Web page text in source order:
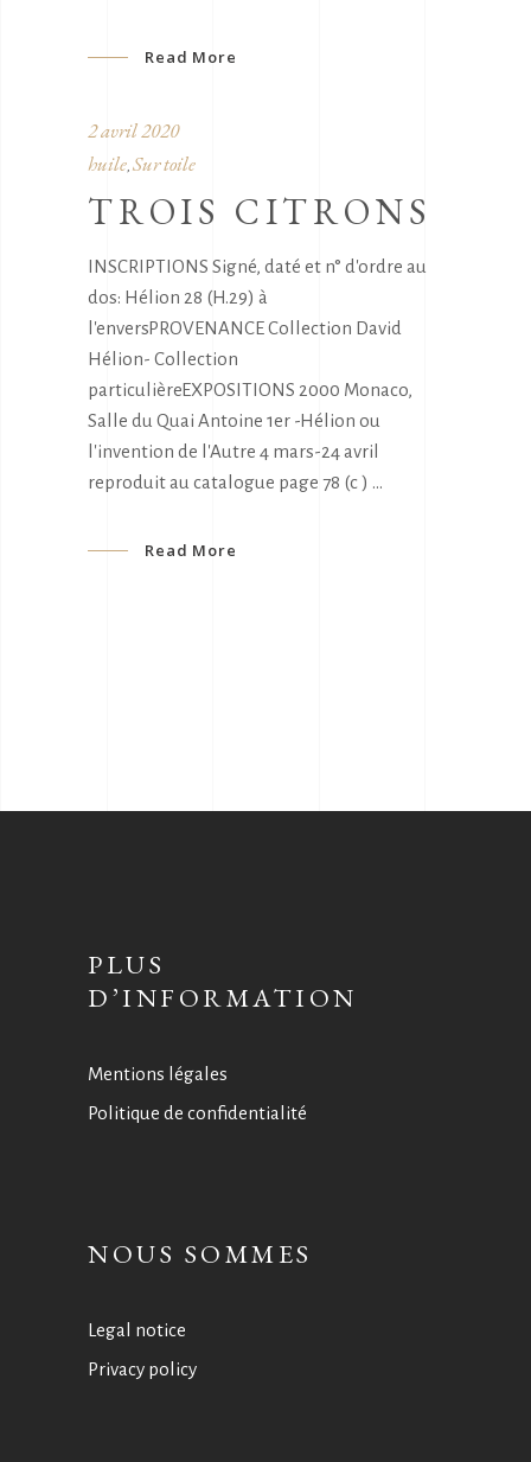
Read More
2 avril 2020
huile, Sur toile
TROIS CITRONS
INSCRIPTIONS Signé, daté et n° d'ordre au
dos: Hélion 28 (H.29) à
l'enversPROVENANCE Collection David
Hélion- Collection
particulièreEXPOSITIONS 2000 Monaco,
Salle du Quai Antoine 1er -Hélion ou
l'invention de l'Autre 4 mars-24 avril
reproduit au catalogue page 78 (c )
Read More
PLUS
D’INFORMATION
Mentions légales
Politique de confidentialité
NOUS SOMMES
Legal notice
Privacy policy